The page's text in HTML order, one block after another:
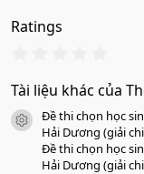
Ratings
0
0
a
o
Tài liệu khác của
icon tài liệu
Đề thi chọn học
Hải Dương (giải
Đề thi chọn học
Hải Dương (giải